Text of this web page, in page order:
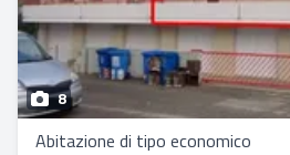
8
Abitazione di tipo economico